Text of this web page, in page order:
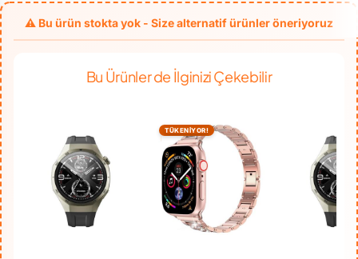
Bu Ürünler de İlginizi Çekebilir
TÜKENİYOR!